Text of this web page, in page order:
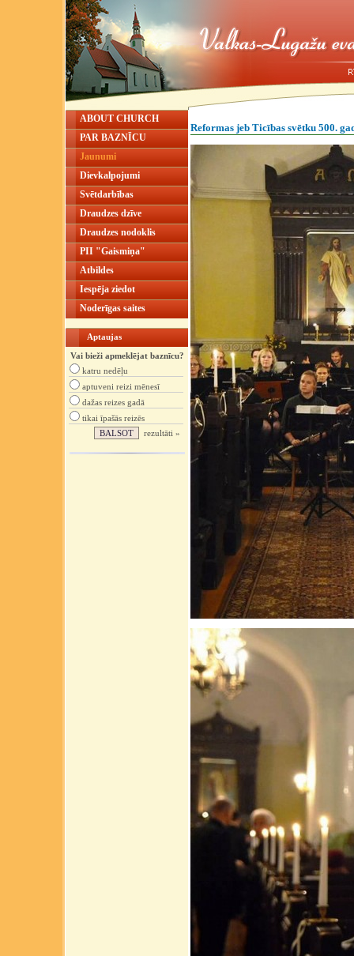
ABOUT CHURCH
PAR BAZNĪCU
Jaunumi
Dievkalpojumi
Svētdarbības
Draudzes dzīve
Draudzes nodoklis
PII "Gaismiņa"
Atbildes
Iespēja ziedot
Noderīgas saites
Aptaujas
Vai bieži apmeklējat baznīcu?
katru nedēļu
aptuveni reizi mēnesī
dažas reizes gadā
tikai īpašās reizēs
rezultāti »
Reformas jeb Ticības svētku 500.